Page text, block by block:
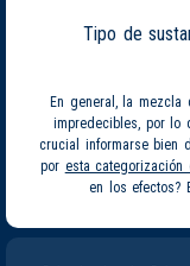
Tipo de
En general, la
impredecibles, por lo
crucial informarse bien
por esta categorización
en los efectos?